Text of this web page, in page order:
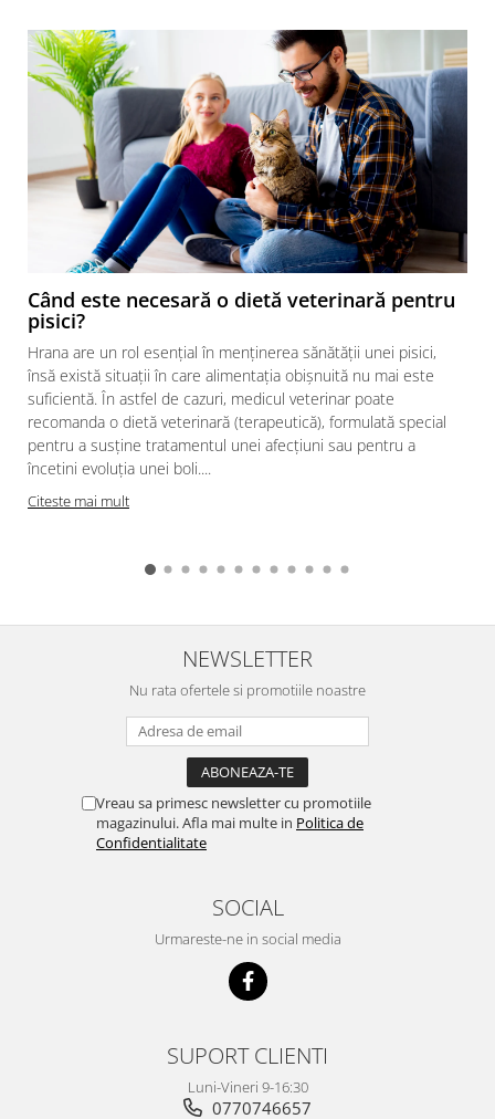
Când este necesară o dietă veterinară pentru
pisici?
Hrana are un rol esențial în menținerea sănătății unei pisici,
însă există situații în care alimentația obișnuită nu mai este
suficientă. În astfel de cazuri, medicul veterinar poate
recomanda o dietă veterinară (terapeutică), formulată special
pentru a susține tratamentul unei afecțiuni sau pentru a
încetini evoluția unei boli....
Citeste mai mult
NEWSLETTER
Nu rata ofertele si promotiile noastre
Vreau sa primesc newsletter cu promotiile
magazinului. Afla mai multe in Politica de
Confidentialitate
SOCIAL
Urmareste-ne in social media
SUPORT CLIENTI
Luni-Vineri 9-16:30
0770746657